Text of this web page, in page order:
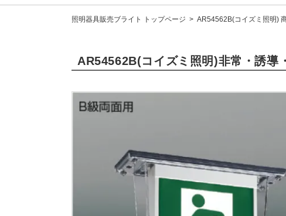
照明器具販売ブライト トップページ AR54562B(コイズミ照明)
AR54562B(コイズミ照明)非常・誘導